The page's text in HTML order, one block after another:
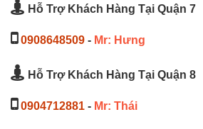
Hỗ Trợ Khách Hàng Tại Quận 7
0908648509 - Mr: Hưng
Hỗ Trợ Khách Hàng Tại Quận 8
0904712881 - Mr: Thái